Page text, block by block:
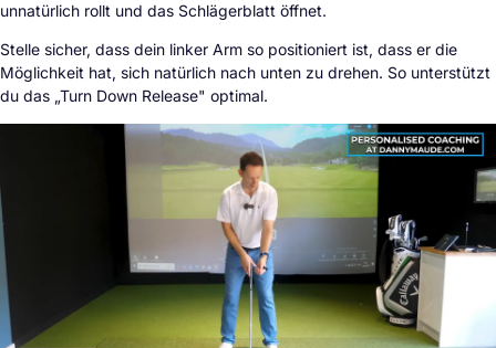
unnatürlich rollt und das Schlägerblatt öffnet.
Stelle sicher, dass dein linker Arm so positioniert ist, dass er die
Möglichkeit hat, sich natürlich nach unten zu drehen. So unterstützt
du das „Turn Down Release" optimal.